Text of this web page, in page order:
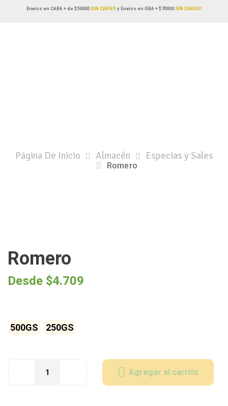
Envíos en CABA + de $50000SIN CARGO y Envíos en GBA + $70000 SIN CARGO!
Página De Inicio Almacén Especias y Sales
Romero
Romero
Desde $4.709
500GS 250GS
Agregar al carrito